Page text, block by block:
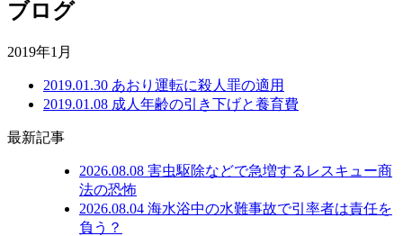
ブログ
2019年1月
2019.01.30 あおり運転に殺人罪の適用
2019.01.08 成人年齢の引き下げと養育費
最新記事
2026.08.08 害虫駆除などで急増するレスキュー商
法の恐怖
2026.08.04 海水浴中の水難事故で引率者は責任を
負う？